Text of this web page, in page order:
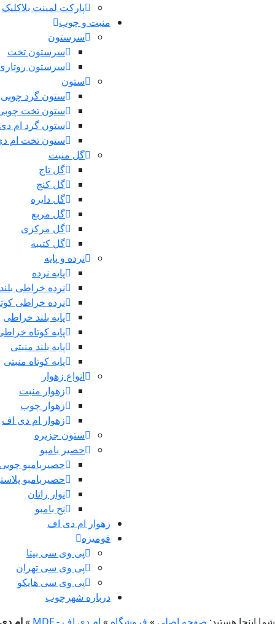
پارکت لمینت بلاکلیک
منبت و چوب
سرستون
سرستون تخت
سرستون
ستون
ستون گرد چوبی
ستون تخت
ستون گرد ام
ستون تخت ام
گل منبت
گل تاج
گل کنج
گل دایره
گل مربع
گل مرکزی
گل کتیبه
نرده و پایه
پایه نرده
نرده خراطی بلند
نرده خراطی
پایه بلند خراطی
پایه کوتاه
پایه بلند منبتی
پایه کوتاه منبتی
انواع زهوار
زهوار منبت
زهوار چوب
زهوار ام دی اف
ستون جزیره
حصیر بامبو
حصیربامبو چوبی
حصیربامبو
نوار راتان
نخ بامبو
زهوار ام دی اف
فومیزه
پی وی سی بیتا
پی وی سی تهران
پی وی سی هایکو
درباره شهرچوب